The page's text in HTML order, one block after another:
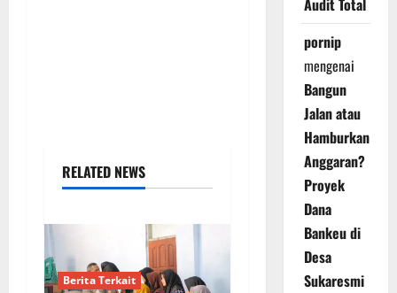
RELATED NEWS
Berita Terkait
Audit Total
pornip
mengenai
Bangun
Jalan atau
Hamburkan
Anggaran?
Proyek
Dana
Bankeu di
Desa
Sukaresmi